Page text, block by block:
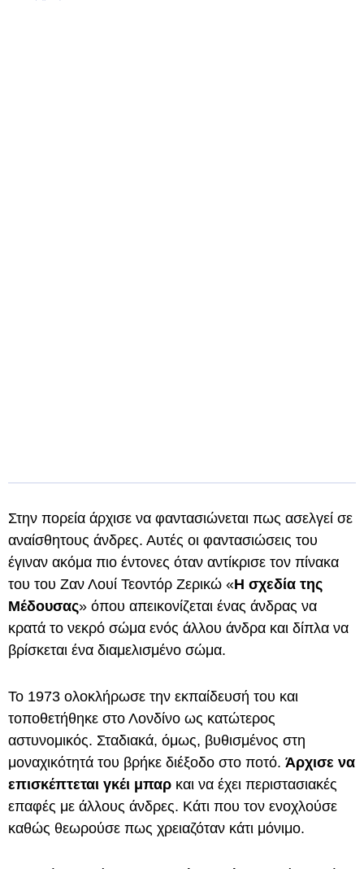
Στην πορεία άρχισε να φαντασιώνεται πως ασελγεί σε
αναίσθητους άνδρες. Αυτές οι φαντασιώσεις του
έγιναν ακόμα πιο έντονες όταν αντίκρισε τον πίνακα
του του Ζαν Λουί Τεοντόρ Ζερικώ «Η σχεδία της
Μέδουσας» όπου απεικονίζεται ένας άνδρας να
κρατά το νεκρό σώμα ενός άλλου άνδρα και δίπλα να
βρίσκεται ένα διαμελισμένο σώμα.
Το 1973 ολοκλήρωσε την εκπαίδευσή του και
τοποθετήθηκε στο Λονδίνο ως κατώτερος
αστυνομικός. Σταδιακά, όμως, βυθισμένος στη
μοναχικότητά του βρήκε διέξοδο στο ποτό. Άρχισε να
επισκέπτεται γκέι μπαρ και να έχει περιστασιακές
επαφές με άλλους άνδρες. Κάτι που τον ενοχλούσε
καθώς θεωρούσε πως χρειαζόταν κάτι μόνιμο.